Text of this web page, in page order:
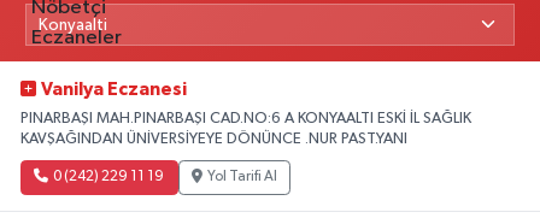
Vanilya Eczanesi
PINARBAŞI MAH.PINARBAŞI CAD.NO:6 A KONYAALTI ESKİ İL SAĞLIK
KAVŞAĞINDAN ÜNİVERSİYEYE DÖNÜNCE .NUR PAST.YANI
0 (242) 229 11 19 Yol Tarifi Al